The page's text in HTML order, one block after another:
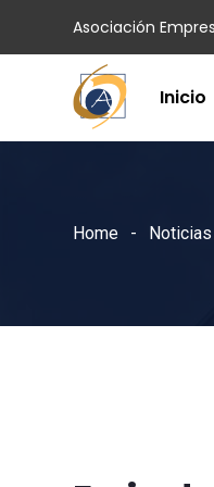
Asociación
Inicio
Home Noticias